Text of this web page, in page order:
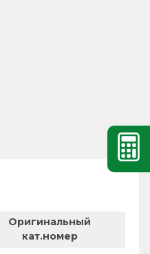
Оригинальный
кат.номер